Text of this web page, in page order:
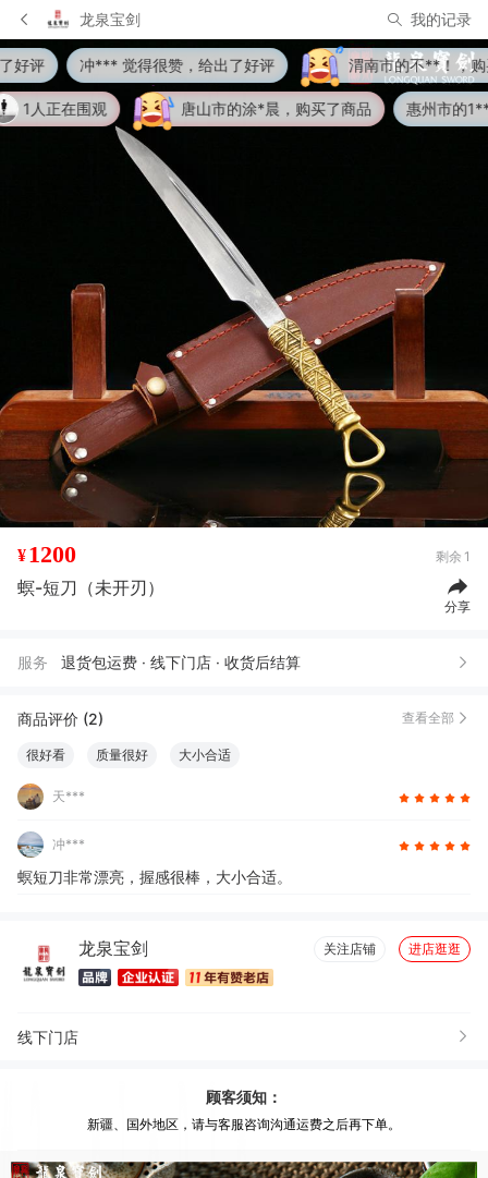
龙泉宝剑 我的记录
得很赞，给出了好评
唐山市的涂*晨，购买了商品
渭南市的不**！，购买了商品
惠州市的1**9，购买了商品
贵
¥1200 剩余 1
螟-短刀（未开刃）
分享
服务 退货包运费 · 线下门店 · 收货后结算
商品评价 (2) 查看全部
很好看 质量很好 大小合适
天***
冲***
螟短刀非常漂亮，握感很棒，大小合适。
龙泉宝剑 关注店铺 进店逛逛
线下门店
顾客须知：
新疆、国外地区，请与客服咨询沟通运费之后再下单。